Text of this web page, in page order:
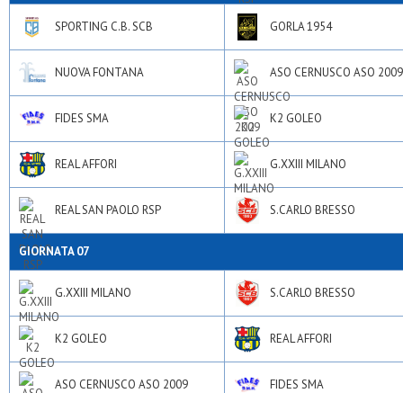
SPORTING C.B. SCB GORLA 1954
NUOVA FONTANA ASO CERNUSCO ASO 2009
FIDES SMA K2 GOLEO
REAL AFFORI G.XXIII MILANO
REAL SAN PAOLO RSP S.CARLO BRESSO
GIORNATA 07
G.XXIII MILANO S.CARLO BRESSO
K2 GOLEO REAL AFFORI
ASO CERNUSCO ASO 2009 FIDES SMA